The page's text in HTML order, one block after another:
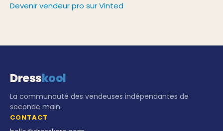
Devenir vendeur pro sur Vinted
Dresskool
La communauté des vendeuses indépendantes de
seconde main.
CONTACT